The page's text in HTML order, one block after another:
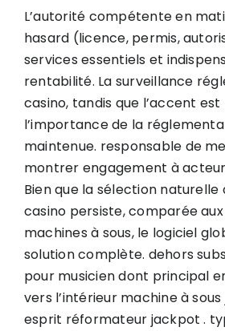
L’autorité compétente en
hasard (licence, permis,
services essentiels et
rentabilité. La surveillance
casino, tandis que l’accent est
l’importance de la
maintenue. responsable de
montrer engagement à
Bien que la sélection naturelle
casino persiste, comparée
machines à sous, le logiciel
solution complète. dehors
pour musicien dont principal
vers l’intérieur machine à
esprit réformateur jackpot .